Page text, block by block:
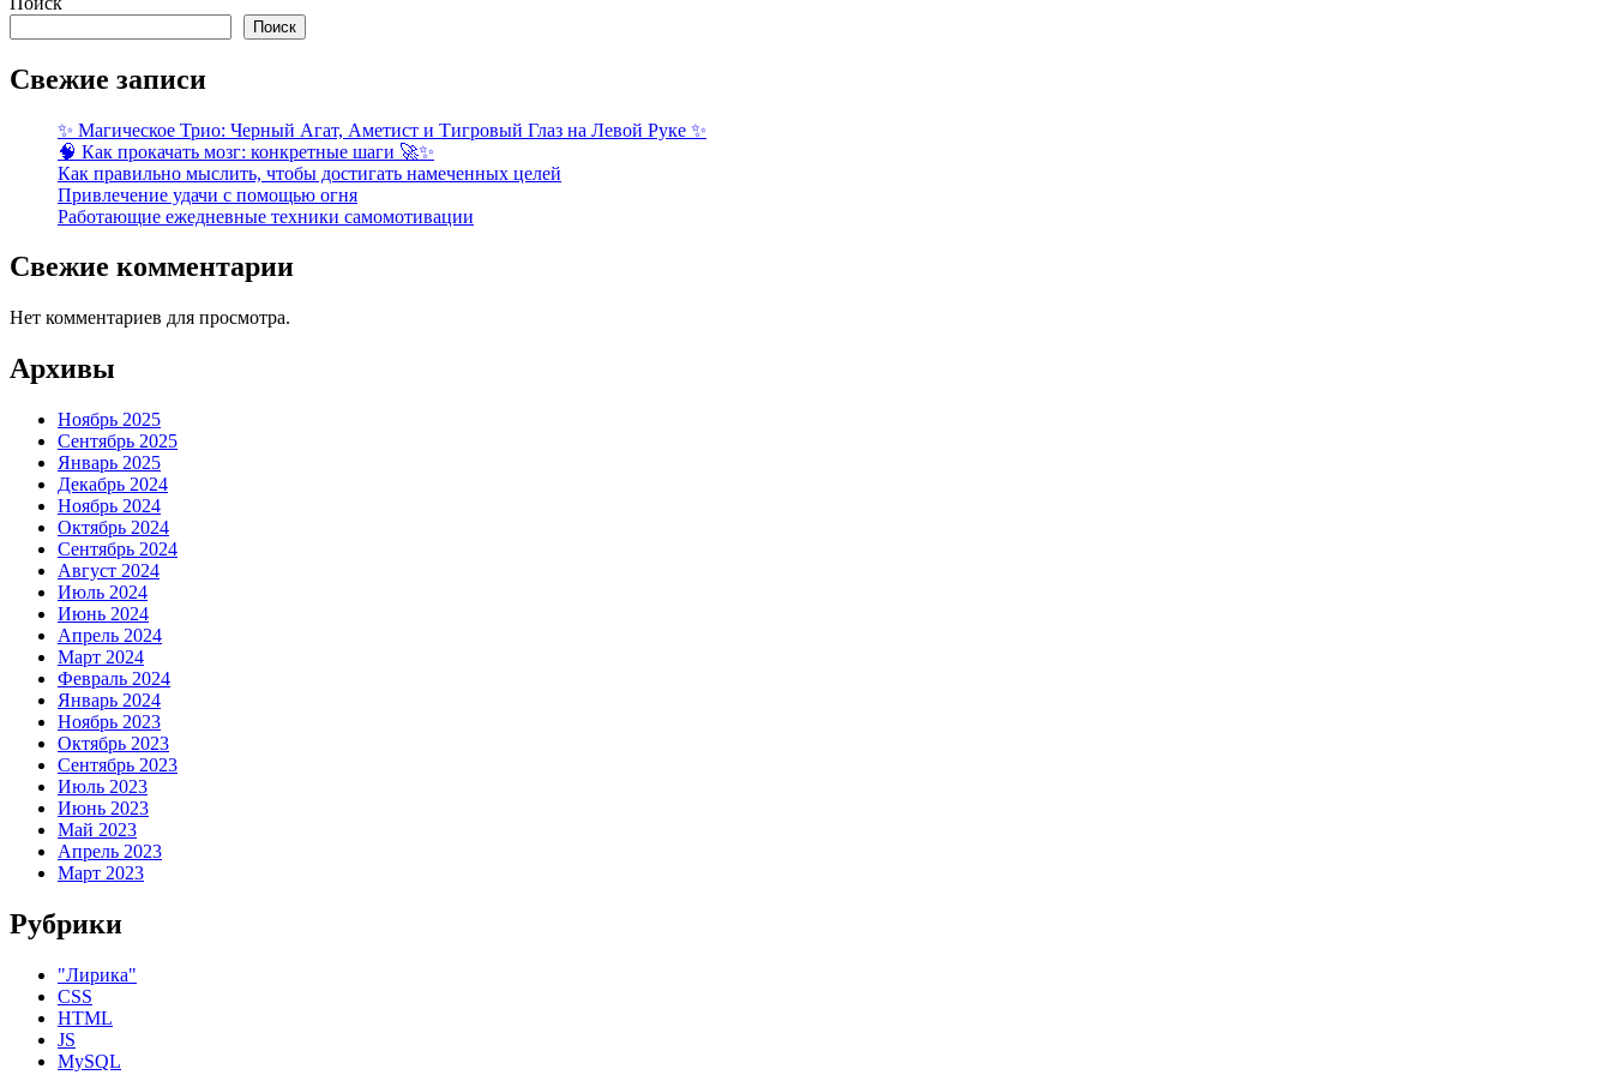
Поиск
Свежие записи
✨ Магическое Трио: Черный Агат, Аметист и Тигровый Глаз на Левой Руке ✨
🧠 Как прокачать мозг: конкретные шаги 🚀✨
Как правильно мыслить, чтобы достигать намеченных целей
Привлечение удачи с помощью огня
Работающие ежедневные техники самомотивации
Свежие комментарии
Нет комментариев для просмотра.
Архивы
Ноябрь 2025
Сентябрь 2025
Январь 2025
Декабрь 2024
Ноябрь 2024
Октябрь 2024
Сентябрь 2024
Август 2024
Июль 2024
Июнь 2024
Апрель 2024
Март 2024
Февраль 2024
Январь 2024
Ноябрь 2023
Октябрь 2023
Сентябрь 2023
Июль 2023
Июнь 2023
Май 2023
Апрель 2023
Март 2023
Рубрики
"Лирика"
CSS
HTML
JS
MySQL